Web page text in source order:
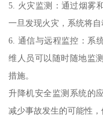
5. 火灾监测：通过烟雾
一旦发现火灾，系统将
6. 通信与远程监控：系
维人员可以随时随地监
措施。
升降机安全监测系统的
减少事故发生的可能性，